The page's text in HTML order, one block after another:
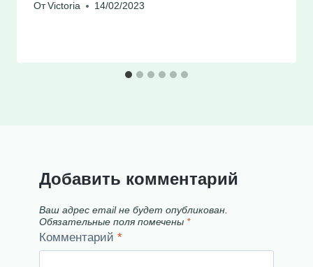
От Victoria 14/02/2023
Добавить комментарий
Ваш адрес email не будет опубликован.
Обязательные поля помечены *
Комментарий *